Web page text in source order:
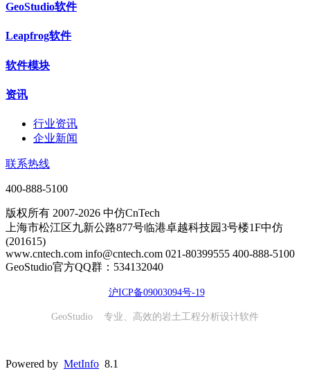
GeoStudio软件
Leapfrog软件
软件模块
资讯
行业资讯
企业新闻
联系热线
400-888-5100
版权所有 2007-2026 中仿CnTech
上海市松江区九新公路877号临港卓越科技园3号楼1F中仿
(201615)
www.cntech.com info@cntech.com 021-80399555 400-888-5100
GeoStudio官方QQ群：534132040
沪ICP备09003094号-19
GeoStudio 专业、高效的岩土工程分析设计软件
Powered by MetInfo 8.1